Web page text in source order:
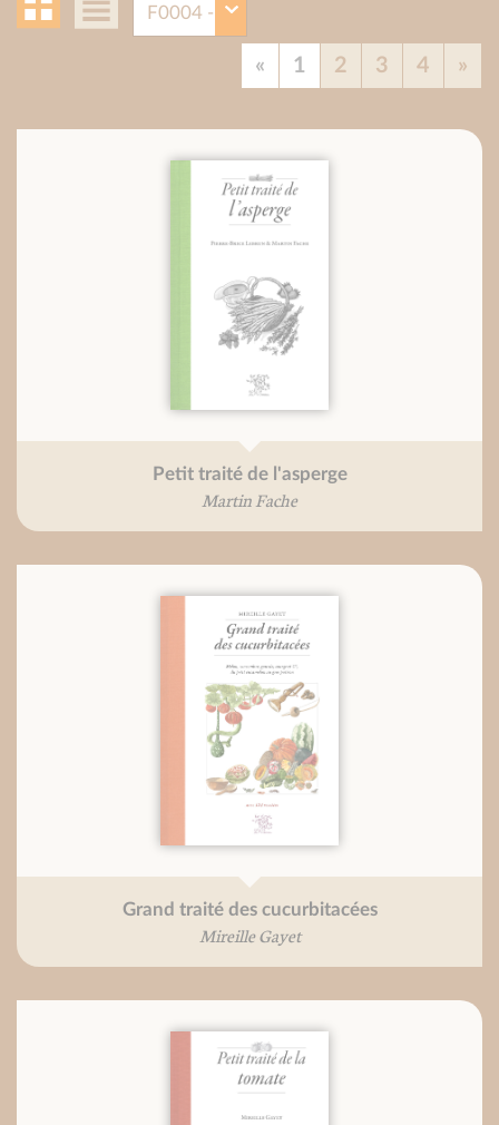
« 1 2 3 4 »
Petit traité de l'asperge
Martin Fache
Grand traité des cucurbitacées
Mireille Gayet